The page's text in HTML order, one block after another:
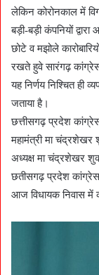
लेकिन कोरोनकाल में
बड़ी-बड़ी कंपनियों
छोटे व मझोले
रखते हुवे सारंगढ़
यह निर्णय निश्चित ही
जताया है।
छत्तीसगढ़ प्रदेश
महामंत्री मा चंद्रशेखर
अध्यक्ष मा चंद्रशेखर
छतीसगढ़ प्रदेश कांग्रेस
आज विधायक निवास में